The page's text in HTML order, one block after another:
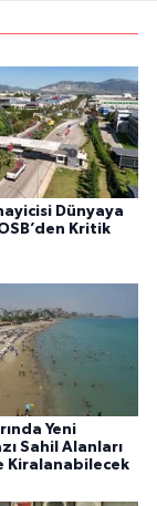
Dünyaya
Kritik
Yeni
Sahil Alanları
Kiralanabilecek